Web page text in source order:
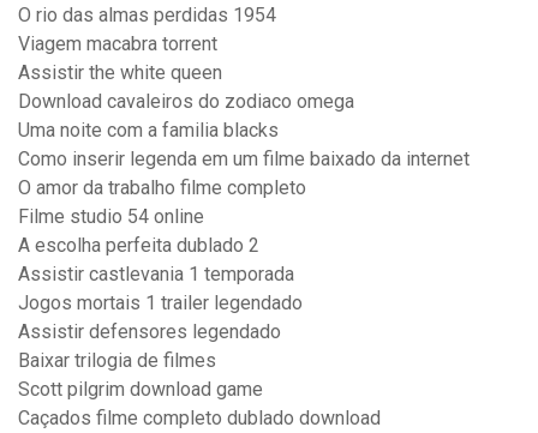
O rio das almas perdidas 1954
Viagem macabra torrent
Assistir the white queen
Download cavaleiros do zodiaco omega
Uma noite com a familia blacks
Como inserir legenda em um filme baixado da internet
O amor da trabalho filme completo
Filme studio 54 online
A escolha perfeita dublado 2
Assistir castlevania 1 temporada
Jogos mortais 1 trailer legendado
Assistir defensores legendado
Baixar trilogia de filmes
Scott pilgrim download game
Caçados filme completo dublado download